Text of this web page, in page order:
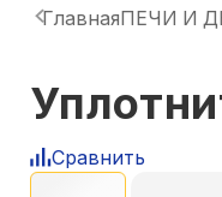
ГлавнаяПЕЧИ И
Сравнить